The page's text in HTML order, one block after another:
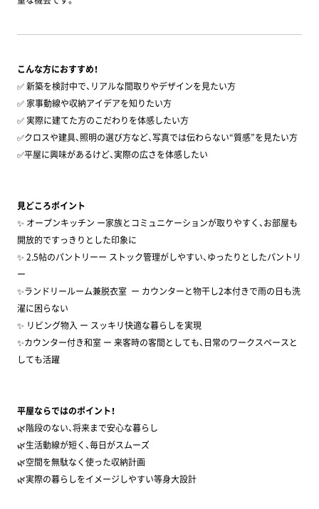
こんな方におすすめ！
✅ 新築を検討中で、リアルな間取りやデザインを見たい方
✅ 家事動線や収納アイデアを知りたい方
✅ 実際に建てた方のこだわりを体感したい方
✅クロスや建具、照明の選び方など、写真では伝わらない“質感”を見たい方
✅平屋に興味があるけど、実際の広さを体感したい
見どころポイント
✨ オープンキッチン ー家族とコミュニケーションが取りやすく、お部屋も
開放的ですっきりとした印象に
✨ 2.5帖のパントリーー ストック管理がしやすい、ゆったりとしたパントリ
ー
✨ランドリールーム兼脱衣室 ー カウンターと物干し2本付きで雨の日も洗
濯に困らない
✨ リビング物入 ー スッキリ快適な暮らしを実現
✨カウンター付き和室 ー 来客時の客間としても、日常のワークスペースと
しても活躍
平屋ならではのポイント！
🌿階段のない、将来まで安心な暮らし
🌿生活動線が短く、毎日がスムーズ
🌿空間を無駄なく使った収納計画
🌿実際の暮らしをイメージしやすい等身大設計